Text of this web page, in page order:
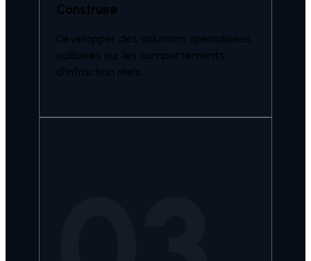
Construire
Développer des solutions spécialisées,
calibrées sur les comportements
d'infraction réels.